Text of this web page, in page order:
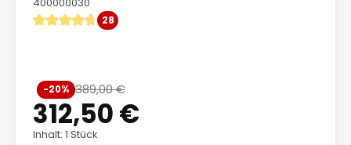
Durchschnittliche Bewertung von 4.79 von 5 Sternen
28
Verkaufspreis:
312,50 €
Regulärer Preis:
389,00 €
-20%
Inhalt: 1 Stück